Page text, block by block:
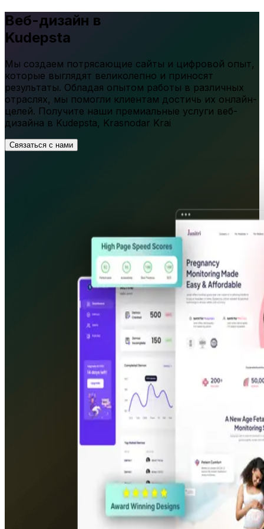
Веб-дизайн в
Kudepsta
Мы создаем потрясающие сайты и цифровой опыт,
которые выглядят великолепно и приносят
результаты. Обладая опытом работы в различных
отраслях, мы помогли клиентам достичь их онлайн-
целей. Получите наши премиальные услуги веб-
дизайна в Kudepsta, Krasnodar Krai
Связаться с нами